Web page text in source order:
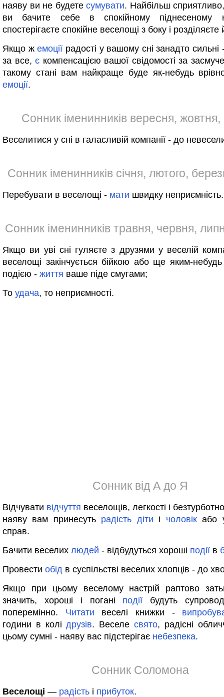
наяву ви не будетесумувати. Найбільш
ви бачите себе в спокійному піднесеному
спостерігаєте спокійне веселощі з боку і розділяєте
Якщо жемоції радості у вашому сні занадто
за все,є компенсацією вашої свідомості за
такому стані вам найкраще буде як-небудь
емоції.
Сонник іменинників вересня, жовтня,
Веселитися у сні в галасливій компанії - до
Сонник іменинників січня, лютого,
Перебувати в веселощі - мати швидку неприємність.
Сонник іменинників травня, червня,
Якщо ви уві сні гуляєте з друзями у веселій
веселощі закінчується бійкою або ще яким-
подією - життя ваше піде смугами;
То удача, то неприємності.
Сонник від А до Я
Відчувати відчуття веселощів, легкості і
наяву вам принесуть радість діти і чоловікабо
справ.
Бачити веселих людей - відбудуться хороші події в
Провести обід в суспільстві веселих хлопців - до
Якщо при цьому веселому настрій раптово
значить, хороші і погані події будуть
поперемінно. Читати веселі книжки -
години в колідрузів. Веселесвято, радісні
цьому сумні - наяву вас підстерігає небезпека.
Сонник Соломона
Веселощі — радість і прибуток.